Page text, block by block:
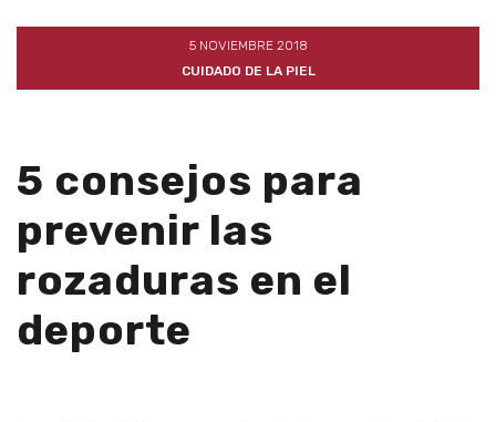
5 NOVIEMBRE 2018
CUIDADO DE LA PIEL
5 consejos para
prevenir las
rozaduras en el
deporte